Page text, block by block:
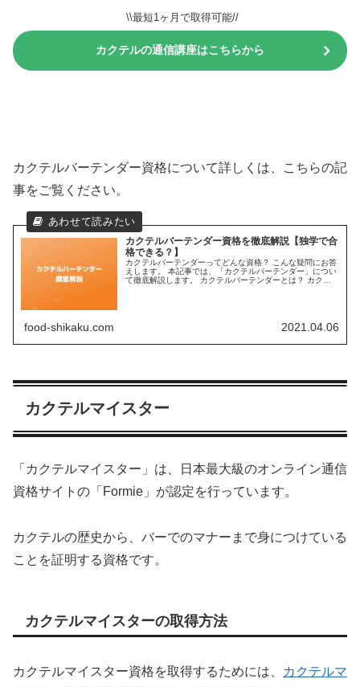
\\最短1ヶ月で取得可能//
カクテルの通信講座はこちらから
カクテルバーテンダー資格について詳しくは、こちらの記
事をご覧ください。
カクテルバーテンダー資格を徹底解説【独学で合
格できる？】
カクテルバーテンダーってどんな資格？ こんな疑問にお答
えします。 本記事では、「カクテルバーテンダー」につい
て徹底解説します。 カクテルバーテンダーとは？ カクテ
food-shikaku.com 2021.04.06
カクテルマイスター
「カクテルマイスター」は、日本最大級のオンライン通信
資格サイトの「Formie」が認定を行っています。
カクテルの歴史から、バーでのマナーまで身につけている
ことを証明する資格です。
カクテルマイスターの取得方法
カクテルマイスター資格を取得するためには、
カクテルマ